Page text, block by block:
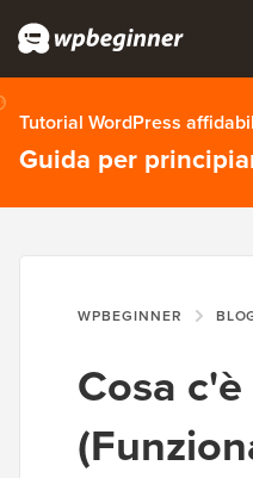
Tutorial WordPress
Guida per
WPBEGINNER
Cosa